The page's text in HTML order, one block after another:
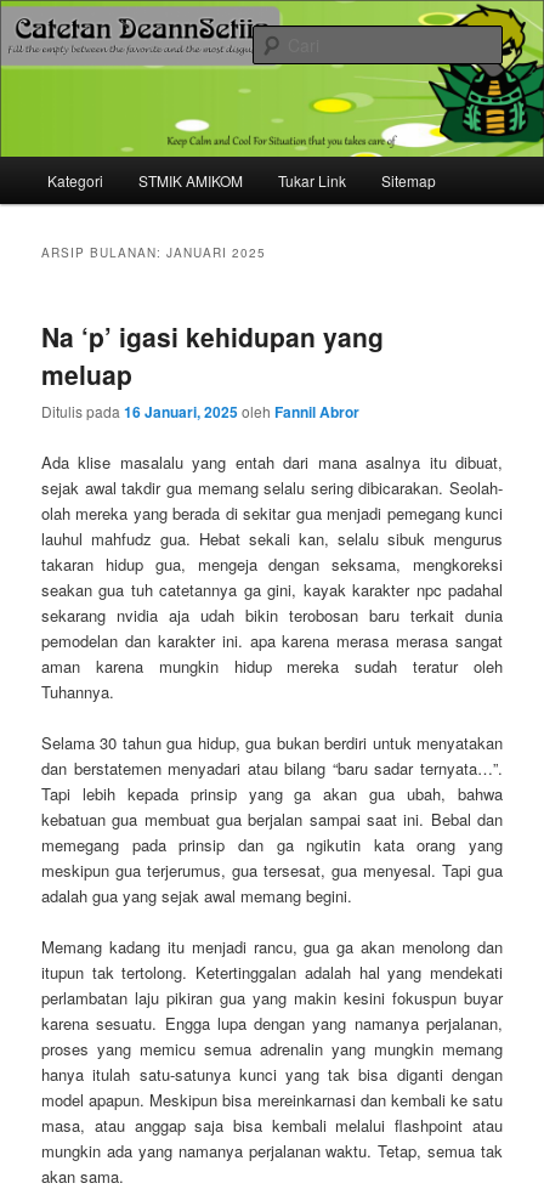
Mari bermimpi dan ciptakan kehendak
Cari
Langsung
utama
Langsung
sekunder
Kategori STMIK AMIKOM Tukar Link Sitemap
ARSIP BULANAN:JANUARI 2025
Na ‘p’ igasi kehidupan yang
meluap
Ditulis pada16 Januari, 2025olehFannil Abror
Ada klise masalalu yang entah dari mana asalnya itu dibuat,
sejak awal takdir gua memang selalu sering dibicarakan. Seolah-
olah mereka yang berada di sekitar gua menjadi pemegang kunci
lauhul mahfudz gua. Hebat sekali kan, selalu sibuk mengurus
takaran hidup gua, mengeja dengan seksama, mengkoreksi
seakan gua tuh catetannya ga gini, kayak karakter npc padahal
sekarang nvidia aja udah bikin terobosan baru terkait dunia
pemodelan dan karakter ini. apa karena merasa merasa sangat
aman karena mungkin hidup mereka sudah teratur oleh
Tuhannya.
Selama 30 tahun gua hidup, gua bukan berdiri untuk menyatakan
dan berstatemen menyadari atau bilang “baru sadar ternyata…”.
Tapi lebih kepada prinsip yang ga akan gua ubah, bahwa
kebatuan gua membuat gua berjalan sampai saat ini. Bebal dan
memegang pada prinsip dan ga ngikutin kata orang yang
meskipun gua terjerumus, gua tersesat, gua menyesal. Tapi gua
adalah gua yang sejak awal memang begini.
Memang kadang itu menjadi rancu, gua ga akan menolong dan
itupun tak tertolong. Ketertinggalan adalah hal yang mendekati
perlambatan laju pikiran gua yang makin kesini fokuspun buyar
karena sesuatu. Engga lupa dengan yang namanya perjalanan,
proses yang memicu semua adrenalin yang mungkin memang
hanya itulah satu-satunya kunci yang tak bisa diganti dengan
model apapun. Meskipun bisa mereinkarnasi dan kembali ke satu
masa, atau anggap saja bisa kembali melalui flashpoint atau
mungkin ada yang namanya perjalanan waktu. Tetap, semua tak
akan sama.